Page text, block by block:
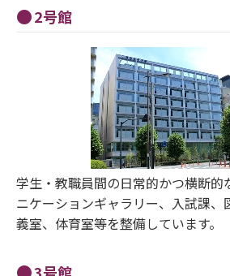
2号館
学生・教職員間の日常的かつ横断的
ニケーションギャラリー、入試課、
義室、体育室等を整備しています。